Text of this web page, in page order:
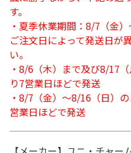
す。
・夏季休業期間：8/7（金）
ご注文日によって発送日が
い。
・8/6（木）まで及び8/17
り7営業日ほどで発送
・8/7（金）～8/16（日）
営業日ほどで発送